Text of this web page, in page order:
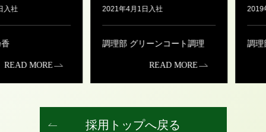
社
MORE
2021年4月1日入社
調理部 グリーンコート調理
READ MORE
2019
調理
採用トップへ戻る